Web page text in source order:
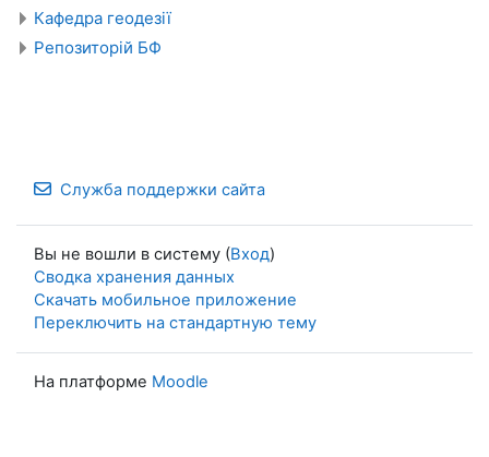
Кафедра геодезії
Репозиторій БФ
Служба поддержки сайта
Вы не вошли в систему (Вход)
Сводка хранения данных
Скачать мобильное приложение
Переключить на стандартную тему
На платформе Moodle